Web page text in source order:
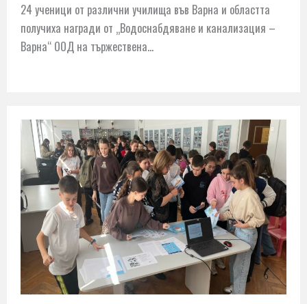
24 ученици от различни училища във Варна и областта
получиха награди от „Водоснабдяване и канализация –
Варна“ ООД на тържествена…